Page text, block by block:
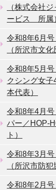
（株式会社
ービス 所属
令和8年6月
（所沢市文
令和8年5月
クシング女子
本代表）
令和8年4月
パー／HOP-
ト）
令和8年3月
（所沢市防犯
令和8年2月